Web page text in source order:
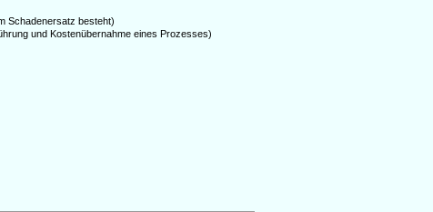
Schadenersatz besteht)
und Kostenübernahme eines Prozesses)